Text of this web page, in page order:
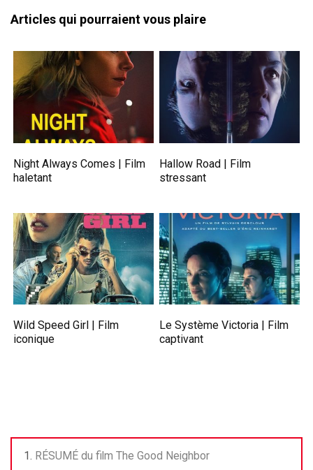
Articles qui pourraient vous plaire
Night Always Comes | Film
haletant
Hallow Road | Film
stressant
Wild Speed Girl | Film
iconique
Le Système Victoria | Film
captivant
RÉSUMÉ du film The Good Neighbor